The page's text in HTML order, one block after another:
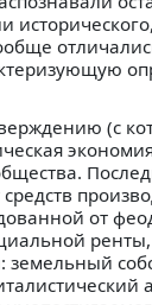
(с
от
ренты,